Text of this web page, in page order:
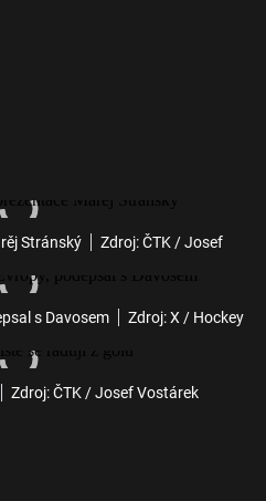
Stránský
Zdroj: ČTK / Josef
s Davosem
Zdroj: X / Hockey
Zdroj: ČTK / Josef Vostárek